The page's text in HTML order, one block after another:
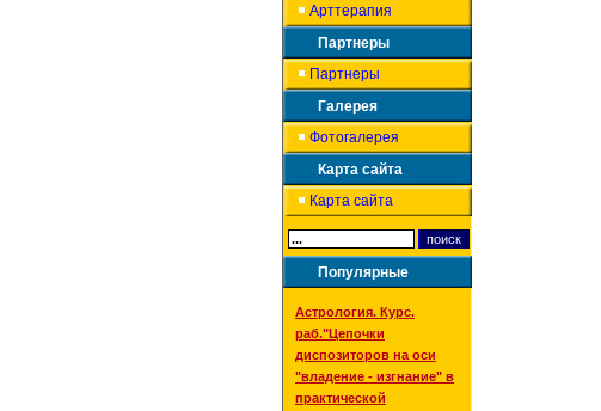
Арттерапия
Партнеры
Партнеры
Галерея
Фотогалерея
Карта сайта
Карта сайта
Популярные
Астрология. Курс.
раб."Цепочки
диспозиторов на оси
"владение - изгнание" в
практической